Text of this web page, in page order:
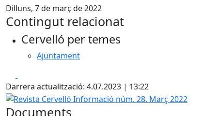
Dilluns, 7 de març de 2022
Contingut relacionat
Cervelló per temes
Ajuntament
Darrera actualització: 4.07.2023 | 13:22
Revista Cervelló Informació núm. 28. Març 2022
Documents